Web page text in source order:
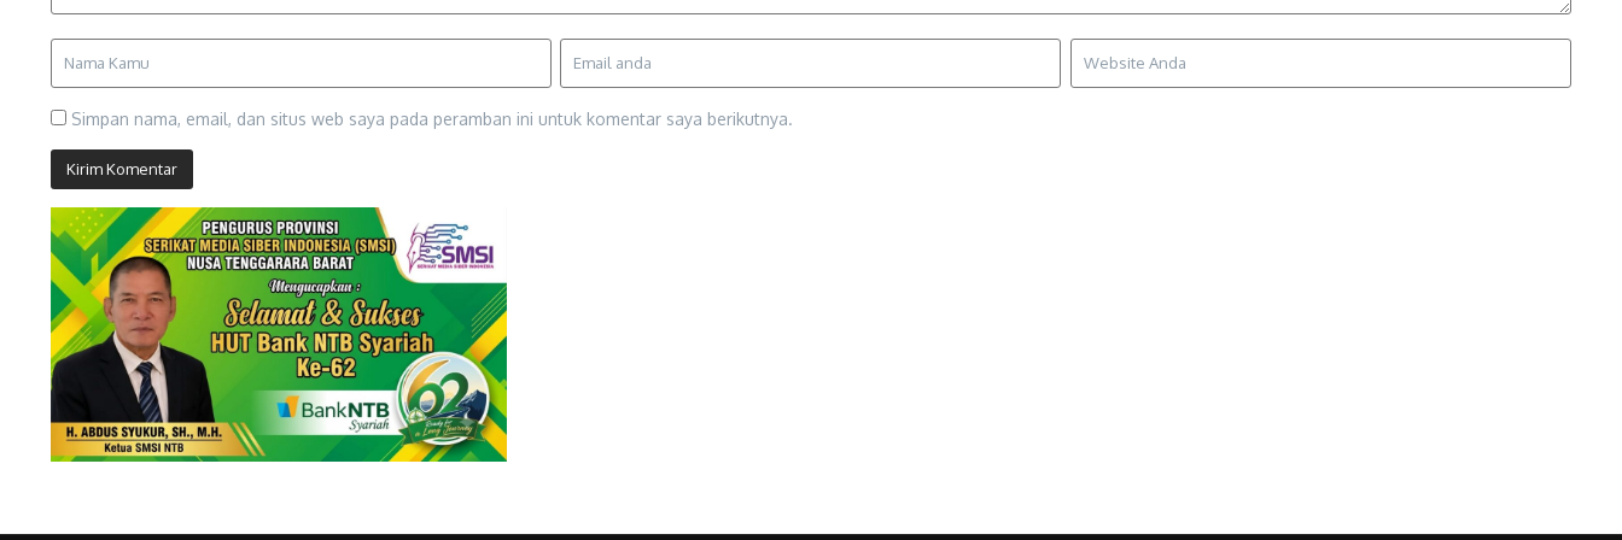
Simpan nama, email, dan situs web saya pada peramban ini untuk komentar saya berikutnya.